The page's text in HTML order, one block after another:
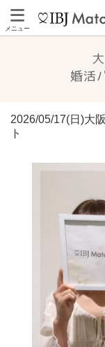
メニュー
婚活
2026/05/17(日)大
ト